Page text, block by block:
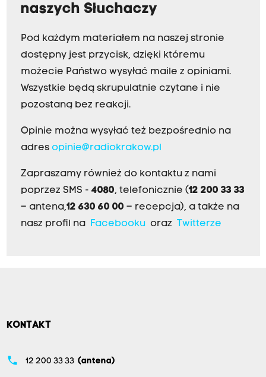
naszych Słuchaczy
Pod każdym materiałem na naszej stronie
dostępny jest przycisk, dzięki któremu
możecie Państwo wysyłać maile z opiniami.
Wszystkie będą skrupulatnie czytane i nie
pozostaną bez reakcji.
Opinie można wysyłać też bezpośrednio na
adres opinie@radiokrakow.pl
Zapraszamy również do kontaktu z nami
poprzez SMS - 4080, telefonicznie (12 200 33 33
– antena,12 630 60 00 – recepcja), a także na
nasz profil na
Facebookuoraz Twitterze
KONTAKT
phone 12 200 33 33 (antena)